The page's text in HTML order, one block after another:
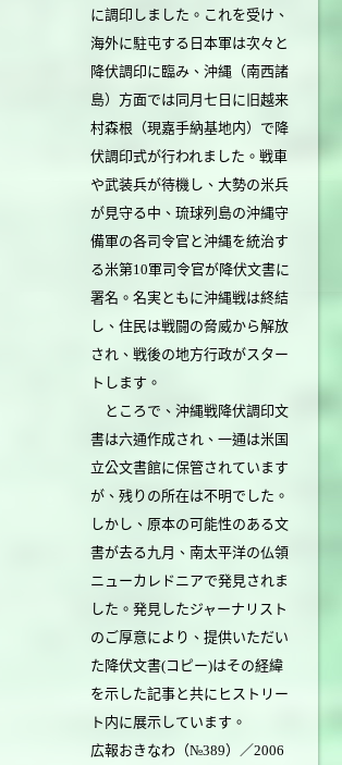
に調印しました。これを受け、
海外に駐屯する日本軍は次々と
降伏調印に臨み、沖縄（南西諸
島）方面では同月七日に旧越来
村森根（現嘉手納基地内）で降
伏調印式が行われました。戦車
や武装兵が待機し、大勢の米兵
が見守る中、琉球列島の沖縄守
備軍の各司令官と沖縄を統治す
る米第10軍司令官が降伏文書に
署名。名実ともに沖縄戦は終結
し、住民は戦闘の脅威から解放
され、戦後の地方行政がスター
トします。
ところで、沖縄戦降伏調印文
書は六通作成され、一通は米国
立公文書館に保管されています
が、残りの所在は不明でした。
しかし、原本の可能性のある文
書が去る九月、南太平洋の仏領
ニューカレドニアで発見されま
した。発見したジャーナリスト
のご厚意により、提供いただい
た降伏文書(コピー)はその経緯
を示した記事と共にヒストリー
ト内に展示しています。
広報おきなわ（№389）／2006